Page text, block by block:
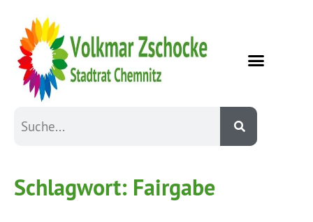
Schlagwort: Fairgabe